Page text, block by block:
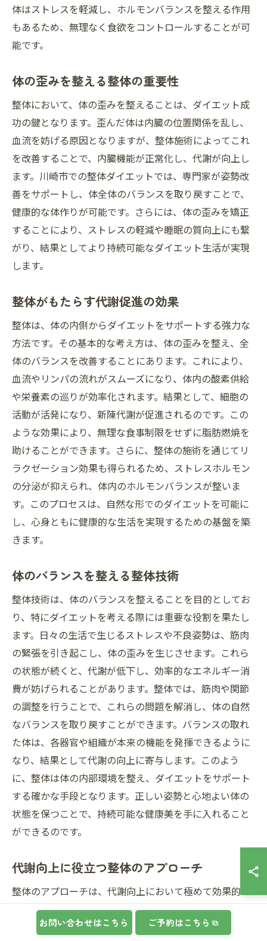
体はストレスを軽減し、ホルモンバランスを整える作用
もあるため、無理なく食欲をコントロールすることが可
能です。
体の歪みを整える整体の重要性
整体において、体の歪みを整えることは、ダイエット成
功の鍵となります。歪んだ体は内臓の位置関係を乱し、
血流を妨げる原因となりますが、整体施術によってこれ
を改善することで、内臓機能が正常化し、代謝が向上し
ます。川崎市での整体ダイエットでは、専門家が姿勢改
善をサポートし、体全体のバランスを取り戻すことで、
健康的な体作りが可能です。さらには、体の歪みを矯正
することにより、ストレスの軽減や睡眠の質向上にも繋
がり、結果としてより持続可能なダイエット生活が実現
します。
整体がもたらす代謝促進の効果
整体は、体の内側からダイエットをサポートする強力な
方法です。その基本的な考え方は、体の歪みを整え、全
体のバランスを改善することにあります。これにより、
血流やリンパの流れがスムーズになり、体内の酸素供給
や栄養素の巡りが効率化されます。結果として、細胞の
活動が活発になり、新陳代謝が促進されるのです。この
ような効果により、無理な食事制限をせずに脂肪燃焼を
助けることができます。さらに、整体の施術を通じてリ
ラクゼーション効果も得られるため、ストレスホルモン
の分泌が抑えられ、体内のホルモンバランスが整いま
す。このプロセスは、自然な形でのダイエットを可能に
し、心身ともに健康的な生活を実現するための基盤を築
きます。
体のバランスを整える整体技術
整体技術は、体のバランスを整えることを目的としてお
り、特にダイエットを考える際には重要な役割を果たし
ます。日々の生活で生じるストレスや不良姿勢は、筋肉
の緊張を引き起こし、体の歪みを生じさせます。これら
の状態が続くと、代謝が低下し、効率的なエネルギー消
費が妨げられることがあります。整体では、筋肉や関節
の調整を行うことで、これらの問題を解消し、体の自然
なバランスを取り戻すことができます。バランスの取れ
た体は、各器官や組織が本来の機能を発揮できるように
なり、結果として代謝の向上に寄与します。このよう
に、整体は体の内部環境を整え、ダイエットをサポート
する確かな手段となります。正しい姿勢と心地よい体の
状態を保つことで、持続可能な健康美を手に入れること
ができるのです。
代謝向上に役立つ整体のアプローチ
整体のアプローチは、代謝向上において極めて効果的で
す。整体では、体の歪みを修正することで、血液循環や
リンパの流れを促進します。これにより、基礎代謝が活
お問い合わせはこちら ご予約はこちら